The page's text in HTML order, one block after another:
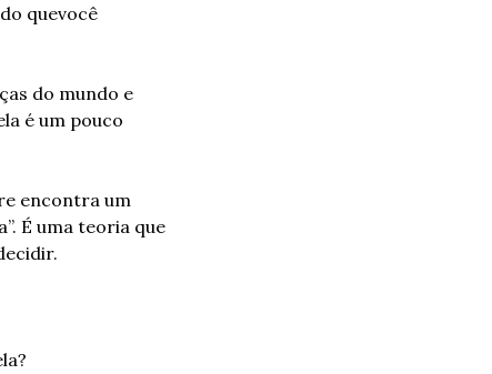
quevocê
do mundo e
é um pouco
encontra um
É uma teoria que